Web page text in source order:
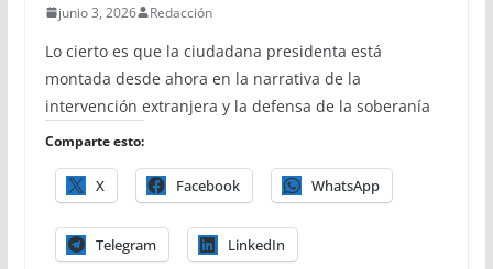
junio 3, 2026 Redacción
Lo cierto es que la ciudadana presidenta está
montada desde ahora en la narrativa de la
intervención extranjera y la defensa de la soberanía
Comparte esto:
X Facebook WhatsApp
Telegram LinkedIn